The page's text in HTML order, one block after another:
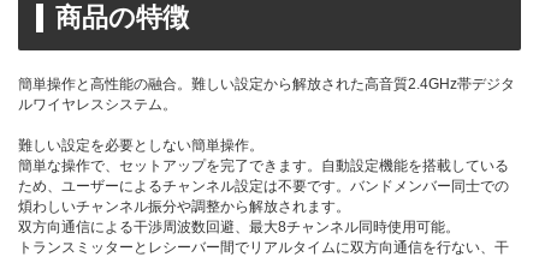
商品の特徴
簡単操作と高性能の融合。難しい設定から解放された高音質2.4GHz帯デジタ
ルワイヤレスシステム。
難しい設定を必要としない簡単操作。
簡単な操作で、セットアップを完了できます。自動設定機能を搭載している
ため、ユーザーによるチャンネル設定は不要です。バンドメンバー同士での
煩わしいチャンネル振分や調整から解放されます。
双方向通信による干渉周波数回避、最大8チャンネル同時使用可能。
トランスミッターとレシーバー間でリアルタイムに双方向通信を行ない、干